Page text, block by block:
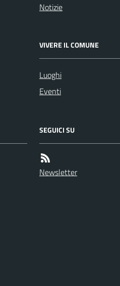
Notizie
VIVERE IL COMUNE
Luoghi
Eventi
SEGUICI SU
Newsletter